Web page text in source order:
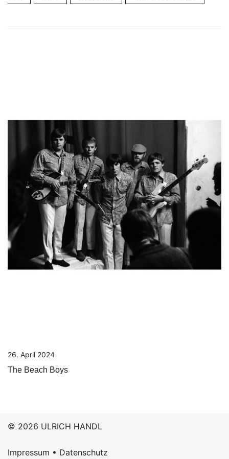
26. April 2024
The Beach Boys
© 2026 ULRICH HANDL
Impressum • Datenschutz